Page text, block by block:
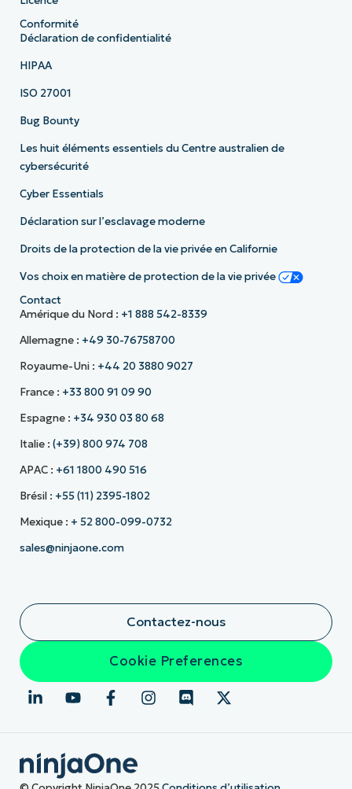
Conformité
Déclaration de confidentialité
HIPAA
ISO 27001
Bug Bounty
Les huit éléments essentiels du Centre australien de
cybersécurité
Cyber Essentials
Déclaration sur l’esclavage moderne
Droits de la protection de la vie privée en Californie
Vos choix en matière de protection de la vie privée
Contact
Amérique du Nord : +1 888 542-8339
Allemagne : +49 30-76758700
Royaume-Uni : +44 20 3880 9027
France : +33 800 91 09 90
Espagne : +34 930 03 80 68
Italie : (+39) 800 974 708
APAC : +61 1800 490 516
Brésil : +55 (11) 2395-1802
Mexique : + 52 800-099-0732
sales@ninjaone.com
Contactez-nous
Cookie Preferences